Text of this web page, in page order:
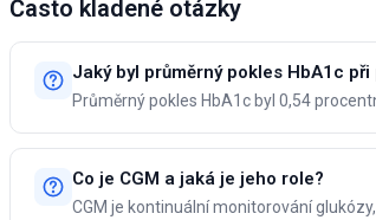
Často kladené otázky
Jaký byl průměrný pokles HbA1c při
Průměrný pokles HbA1c byl 0,54
Co je CGM a jaká je jeho role?
CGM je kontinuální monitorování